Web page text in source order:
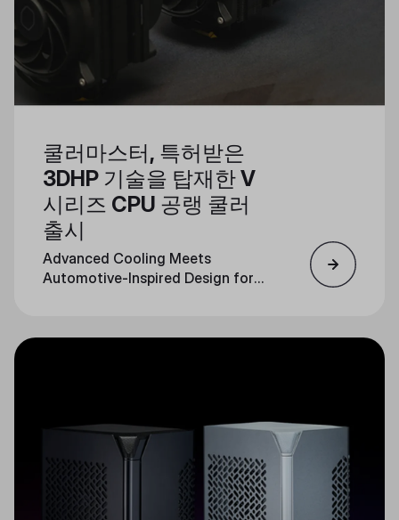
쿨러마스터, 특허받은
3DHP 기술을 탑재한 V
시리즈 CPU 공랭 쿨러
출시
Advanced Cooling Meets
Automotive-Inspired Design for